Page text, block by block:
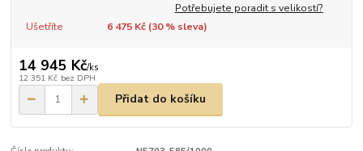
Potřebujete poradit s velikostí?
Ušetříte
6 475 Kč (30% sleva)
14 945 Kč/ks
12 351 Kč bez DPH
Přidat do košíku